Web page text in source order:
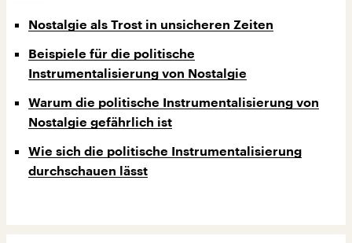
Nostalgie als Trost in unsicheren Zeiten
Beispiele für die politische
Instrumentalisierung von Nostalgie
Warum die politische Instrumentalisierung von
Nostalgie gefährlich ist
Wie sich die politische Instrumentalisierung
durchschauen lässt